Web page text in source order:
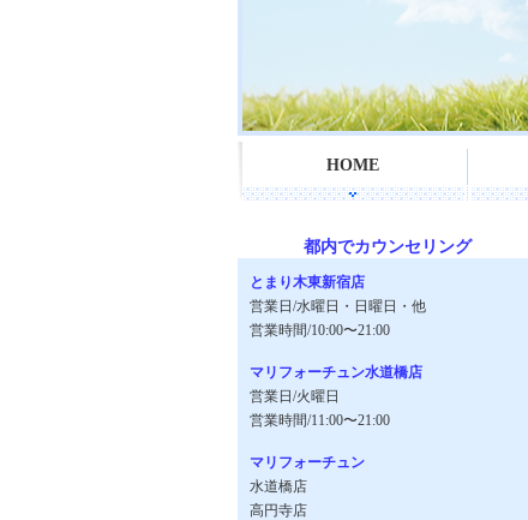
HOME
都内でカウンセリング
とまり木東新宿店
営業日/水曜日・日曜日・他
営業時間/10:00〜21:00
マリフォーチュン水道橋店
営業日/火曜日
営業時間/11:00〜21:00
マリフォーチュン
水道橋店
高円寺店